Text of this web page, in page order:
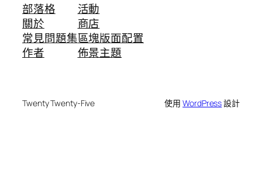
部落格
關於
常見問題集
作者
活動
商店
區塊版面配置
佈景主題
Twenty Twenty-Five 使用WordPress設計